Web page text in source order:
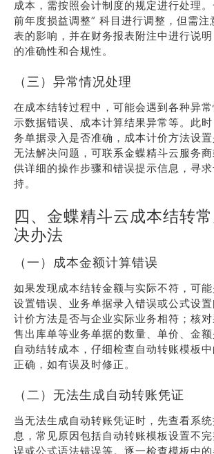
成本，需按照会计制度的规定进行处理
前年度损益调整” 科目进行调整，但需注
表的影响，并在财务报表附注中进行说
的准确性和合规性。
（三）异常情况处理
在成本结转过程中，可能会遇到各种异
示数据错误、成本计算结果异常等。此
务单据录入是否准确，成本计价方法设
无法解决问题，可联系金蝶精斗云服务
供详细的操作步骤和错误提示信息，寻
持。
四、金蝶精斗云成本结转
决办法
（一）成本金额计算错误
如果发现成本结转金额与实际不符，可
设置错误、业务单据录入错误或公式设
计价方法是否与企业实际业务相符；核
售出库单等业务单据的数量、单价、金
自动结转成本，仔细检查自动转账模板
正确，如有误及时修正。
（二）无法生成自动转账凭证
当无法生成自动转账凭证时，先查看系
息，常见原因包括自动转账模板设置不
误或公式语法错误等。逐一检查模板中